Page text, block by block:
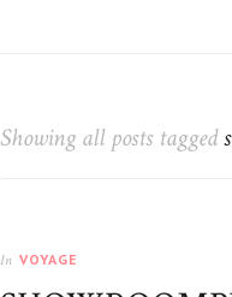
Showing all posts tagged
In VOYAGE